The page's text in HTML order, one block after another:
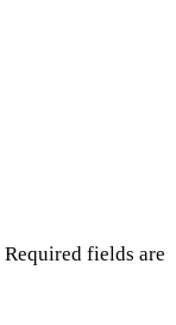
Required fields are